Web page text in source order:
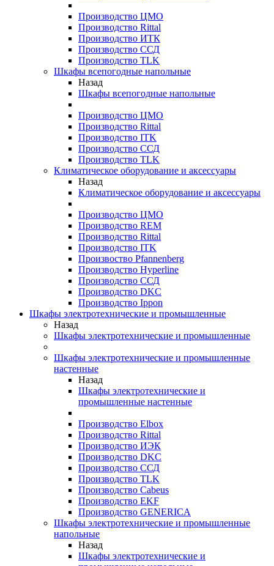
Производство ЦМО
Производство Rittal
Производство ИТК
Производство ССД
Производство TLK
Шкафы всепогодные напольные
Назад
Шкафы всепогодные напольные
Производство ЦМО
Производство Rittal
Производство ITK
Производство ССД
Производство TLK
Климатическое оборудование и аксессуары
Назад
Климатическое оборудование и аксессуары
Производство ЦМО
Производство REM
Производство Rittal
Производство ITK
Произвоство Pfannenberg
Производство Hyperline
Производство ССД
Производство DKC
Производство Ippon
Шкафы электротехнические и промышленные
Назад
Шкафы электротехнические и промышленные
Шкафы электротехнические и промышленные
настенные
Назад
Шкафы электротехнические и
промышленные настенные
Производство Elbox
Производство Rittal
Производство ИЭК
Производство DKC
Производство ССД
Производство TLK
Производство Cabeus
Производство EKF
Производство GENERICA
Шкафы электротехнические и промышленные
напольные
Назад
Шкафы электротехнические и